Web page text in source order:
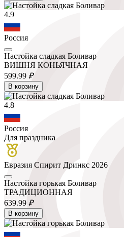
4.9
Россия
Настойка сладкая Боливар
ВИШНЯ КОНЬЯЧНАЯ
599.99 ₽
В корзину
4.8
Россия
Для праздника
Евразия Спирит Дринкс 2026
Настойка горькая Боливар
ТРАДИЦИОННАЯ
639.99 ₽
В корзину